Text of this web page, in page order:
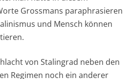
Grossmans paraphrasieren
und Mensch können
von Stalingrad neben den
Regimen noch ein anderer